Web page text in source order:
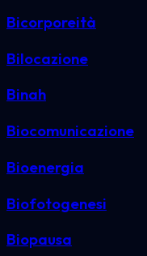
Bicorporeità
Bilocazione
Binah
Biocomunicazione
Bioenergia
Biofotogenesi
Biopausa